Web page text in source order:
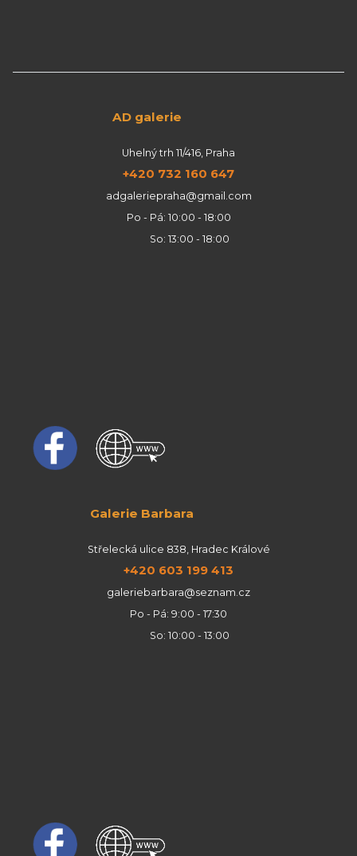
AD galerie
Uhelný trh 11/416, Praha
+420 732 160 647
adgaleriepraha@gmail.com
Po - Pá: 10:00 - 18:00
So: 13:00 - 18:00
Galerie Barbara
Střelecká ulice 838, Hradec Králové
+420 603 199 413
galeriebarbara@seznam.cz
Po - Pá: 9:00 - 17:30
So: 10:00 - 13:00